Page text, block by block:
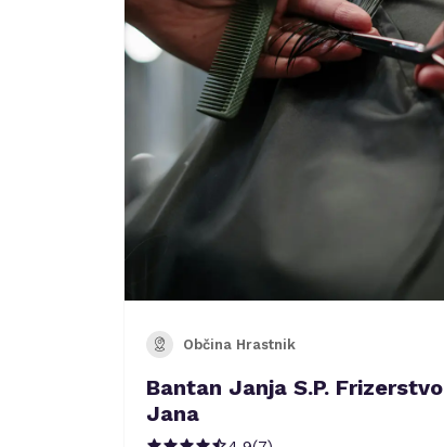
Občina Hrastnik
Bantan Janja S.P. Frizerstvo
Jana